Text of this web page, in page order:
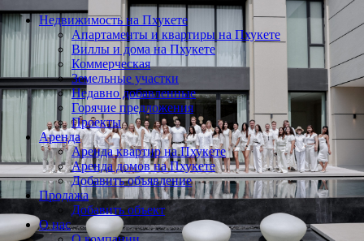
Недвижимость на Пхукете
Апартаменты и квартиры на Пхукете
Виллы и дома на Пхукете
Коммерческая
Земельные участки
Недавно добавленные
Горячие предложения
Проекты
Аренда
Аренда квартир на Пхукете
Аренда домов на Пхукете
Добавить объявление
Продажа
Добавить объект
О нас